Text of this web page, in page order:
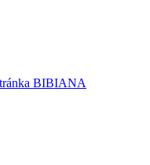
BIBIANA